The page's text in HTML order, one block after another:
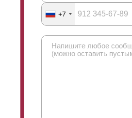
Что можно сказать про угол
ввиду насколько большой будет
могли видеть фото с подобным
смотреть снаружи, то при
только небо (участка за ним
+7